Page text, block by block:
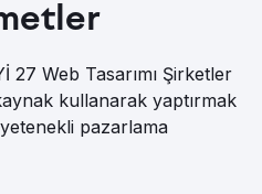
27 Web Tasarımı Şirketler
kullanarak yaptırmak
pazarlama